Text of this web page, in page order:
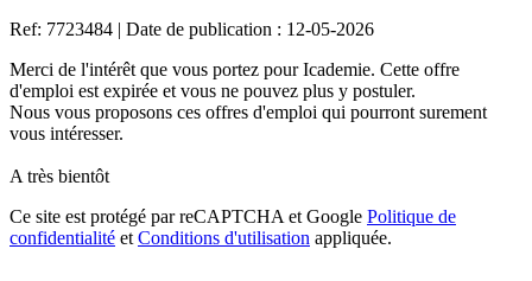
Ref: 7723484 | Date de publication : 12-05-2026
Merci de l'intérêt que vous portez pour Icademie. Cette offre
d'emploi est expirée et vous ne pouvez plus y postuler.
Nous vous proposons ces offres d'emploi qui pourront surement
vous intéresser.
A très bientôt
Ce site est protégé par reCAPTCHA et Google Politique de
confidentialité et Conditions d'utilisation appliquée.